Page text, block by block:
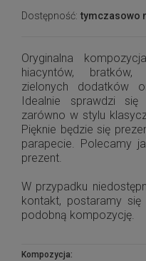
Dostępność: tymczasowo
Oryginalna
hiacyntów, bratków,
zielonych dodatków
Idealnie sprawdzi
zarówno w stylu
Pięknie będzie się
parapecie. Polecamy
prezent.
W przypadku
kontakt, postaramy
podobną kompozycję.
Kompozycja: